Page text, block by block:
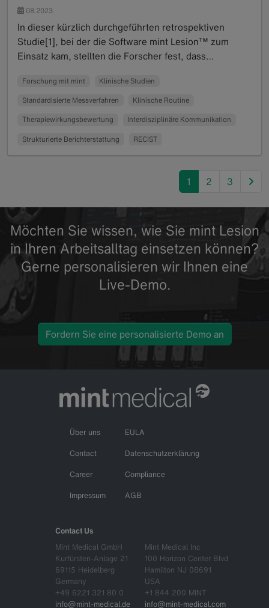
08.2023
In dieser kürzlich durchgeführten retrospektiven
Studie[1], bei der die Software mint Lesion™ zum
Einsatz kam, stellten die Forscher fest, dass…
Forschung mit mint Klinische Studien
Standardisierte Messverfahren Klinische Routine
Therapiewirkungsbewertung Interdisziplinäre Kommunikation
Strukturierte Berichterstattung RECIST
1 2 3
Möchten Sie wissen, wie Sie mint Lesion
in Ihren Arbeitsalltag einsetzen können?
Gerne personalisieren wir Ihnen eine
Live-Demo.
Fordern Sie eine personalisierte Demo an
Über uns
Contact
Career
Impressum
EULA
Datenschutzerklärung
Compliance
AGB
Contact Us
Mint Medical GmbH
Kurfürsten-Anlage 21
69115 Heidelberg
Germany
+49 6221 321 80 0
info@mint-medical.de
Mint Medical Inc
100 Horizon Center Blvd
Hamilton NJ 08691
USA
+1 844 200 MINT
info@mint-medical.com